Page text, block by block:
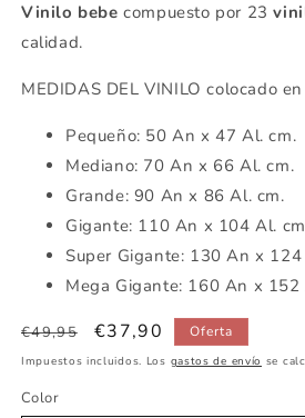
Vinilo bebecompuesto por 23
calidad.
MEDIDAS DEL VINILO colocado
Pequeño: 50 An x 47 Al. cm.
Mediano: 70 An x 66 Al. cm.
Grande: 90 An x 86 Al. cm.
Gigante: 110 An x 104 Al.
Super Gigante: 130 An x 124
Mega Gigante: 160 An x 152
Precio
habitual
€49,95
Precio
de
€37,90 Oferta
Impuestos incluidos. Los gastos de envío se
Color